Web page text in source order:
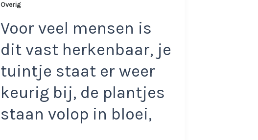
Overig
Voor veel mensen is
dit vast herkenbaar, je
tuintje staat er weer
keurig bij, de plantjes
staan volop in bloei,